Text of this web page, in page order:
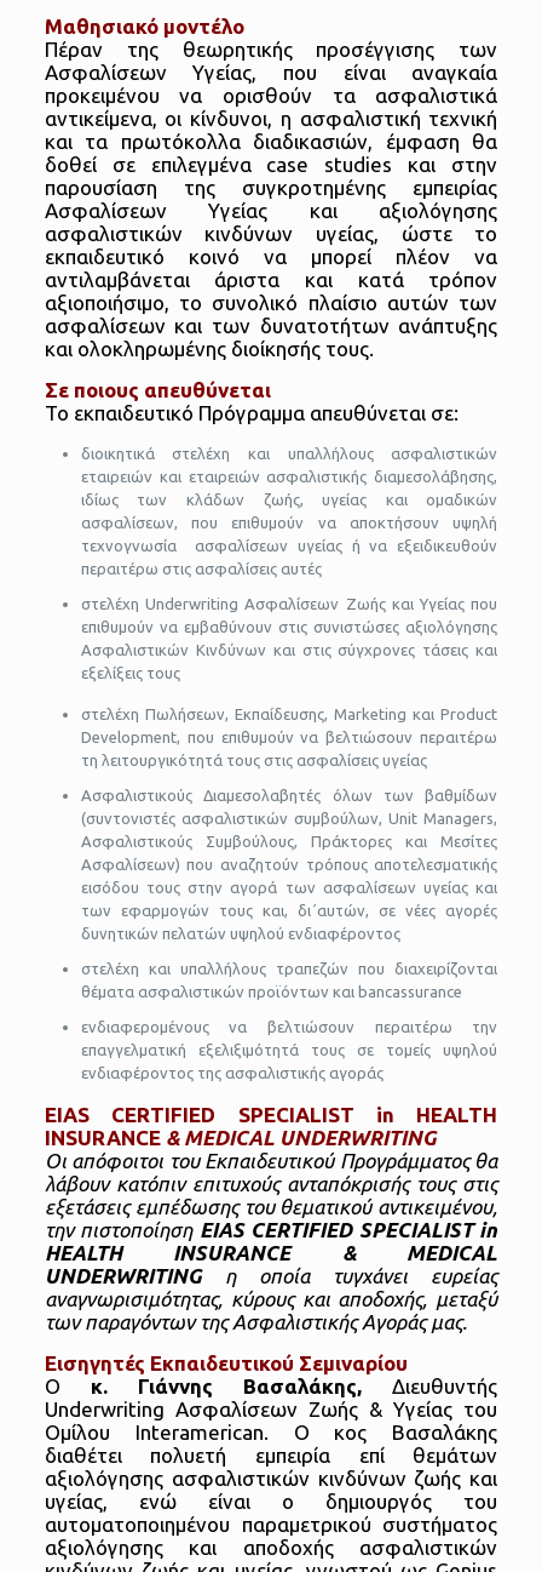
Μαθησιακό μοντέλο
Πέραν της θεωρητικής προσέγγισης των
Ασφαλίσεων Υγείας, που είναι αναγκαία
προκειμένου να ορισθούν τα ασφαλιστικά
αντικείμενα, οι κίνδυνοι, η ασφαλιστική τεχνική
και τα πρωτόκολλα διαδικασιών, έμφαση θα
δοθεί σε επιλεγμένα case studies και στην
παρουσίαση της συγκροτημένης εμπειρίας
Ασφαλίσεων Υγείας και αξιολόγησης
ασφαλιστικών κινδύνων υγείας, ώστε το
εκπαιδευτικό κοινό να μπορεί πλέον να
αντιλαμβάνεται άριστα και κατά τρόπον
αξιοποιήσιμο, το συνολικό πλαίσιο αυτών των
ασφαλίσεων και των δυνατοτήτων ανάπτυξης
και ολοκληρωμένης διοίκησής τους.
Σε ποιους απευθύνεται
Το εκπαιδευτικό Πρόγραμμα απευθύνεται σε:
διοικητικά στελέχη και υπαλλήλους ασφαλιστικών
εταιρειών και εταιρειών ασφαλιστικής διαμεσολάβησης,
ιδίως των κλάδων ζωής, υγείας και ομαδικών
ασφαλίσεων, που επιθυμούν να αποκτήσουν υψηλή
τεχνογνωσία ασφαλίσεων υγείας ή να εξειδικευθούν
περαιτέρω στις ασφαλίσεις αυτές
στελέχη Underwriting Ασφαλίσεων Ζωής και Υγείας που
επιθυμούν να εμβαθύνουν στις συνιστώσες αξιολόγησης
Ασφαλιστικών Κινδύνων και στις σύγχρονες τάσεις και
εξελίξεις τους
στελέχη Πωλήσεων, Εκπαίδευσης, Marketing και Product
Development, που επιθυμούν να βελτιώσουν περαιτέρω
τη λειτουργικότητά τους στις ασφαλίσεις υγείας
Ασφαλιστικούς Διαμεσολαβητές όλων των βαθμίδων
(συντονιστές ασφαλιστικών συμβούλων, Unit Managers,
Ασφαλιστικούς Συμβούλους, Πράκτορες και Μεσίτες
Ασφαλίσεων) που αναζητούν τρόπους αποτελεσματικής
εισόδου τους στην αγορά των ασφαλίσεων υγείας και
των εφαρμογών τους και, δι΄αυτών, σε νέες αγορές
δυνητικών πελατών υψηλού ενδιαφέροντος
στελέχη και υπαλλήλους τραπεζών που διαχειρίζονται
θέματα ασφαλιστικών προϊόντων και bancassurance
ενδιαφερομένους να βελτιώσουν περαιτέρω την
επαγγελματική εξελιξιμότητά τους σε τομείς υψηλού
ενδιαφέροντος της ασφαλιστικής αγοράς
EIAS CERTIFIED SPECIALIST in HEALTH
INSURANCE & MEDICAL UNDERWRITING
Οι απόφοιτοι του Εκπαιδευτικού Προγράμματος θα
λάβουν κατόπιν επιτυχούς ανταπόκρισής τους στις
εξετάσεις εμπέδωσης του θεματικού αντικειμένου,
την πιστοποίηση EIAS CERTIFIED SPECIALIST in
HEALTH INSURANCE & MEDICAL
UNDERWRITING η οποία τυγχάνει ευρείας
αναγνωρισιμότητας, κύρους και αποδοχής, μεταξύ
των παραγόντων της Ασφαλιστικής Αγοράς μας.
Εισηγητές Εκπαιδευτικού Σεμιναρίου
Ο κ. Γιάννης Βασαλάκης,Διευθυντής
Underwriting Ασφαλίσεων Ζωής & Υγείας του
Ομίλου Interamerican. Ο κος Βασαλάκης
διαθέτει πολυετή εμπειρία επί θεμάτων
αξιολόγησης ασφαλιστικών κινδύνων ζωής και
υγείας, ενώ είναι ο δημιουργός του
αυτοματοποιημένου παραμετρικού συστήματος
αξιολόγησης και αποδοχής ασφαλιστικών